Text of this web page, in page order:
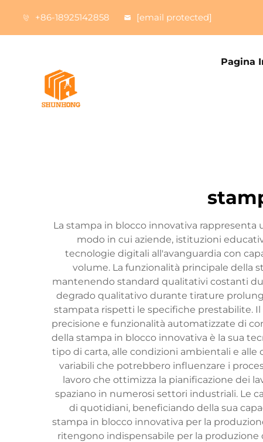
+86-18925142858 [email protected]
Pagina
La stampa in blocco innovativa
modo in cui aziende, istituzioni
tecnologie digitali all'avanguardia con
volume. La funzionalità principale della
mantenendo standard qualitativi costanti
degrado qualitativo durante tirature
stampata rispetti le specifiche prestabilite.
precisione e funzionalità automatizzate di
della stampa in blocco innovativa è la sua
tipo di carta, alle condizioni ambientali e
variabili che potrebbero influenzare i
lavoro che ottimizza la pianificazione dei
spaziano in numerosi settori industriali. Le
di quotidiani, beneficiando della sua
stampa in blocco innovativa per la
ritengono indispensabile per la produzione